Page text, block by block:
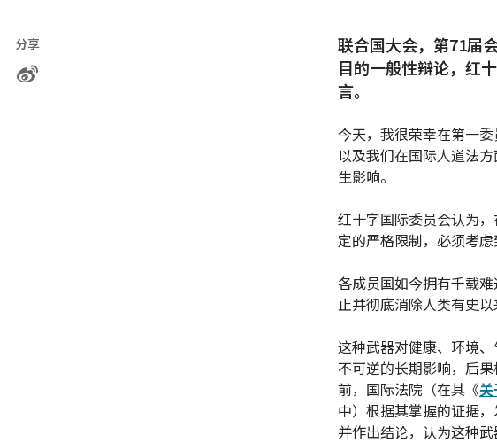
分享
联合国大会，第71届
目的一般性辩论，红
言。
今天，我很荣幸在第一
以及我们在国际人道法
生影响。
红十字国际委员会认为
定的严格限制，必须考
各成员国如今拥有千载
止并彻底消除人类有史
这种武器对健康、环境
不可逆的长期影响，后
前，国际法院（在其《
中）根据其掌握的证据
并作出结论，认为这种